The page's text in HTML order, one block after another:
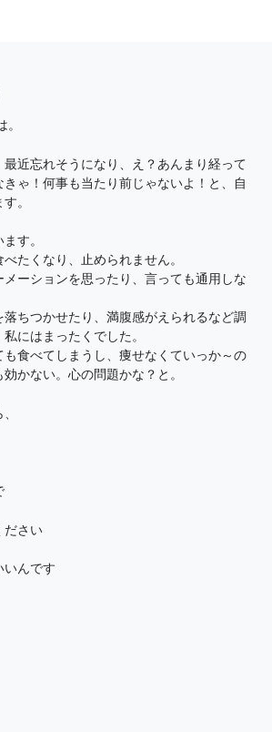
近忘れそうになり、え？あんまり経って
ゃ！何事も当たり前じゃないよ！と、自
。
す。
たくなり、止められません。
ーションを思ったり、言っても通用しな
ちつかせたり、満腹感がえられるなど調
にはまったくでした。
食べてしまうし、痩せなくていっか～の
かない。心の問題かな？と。
ださい
いんです